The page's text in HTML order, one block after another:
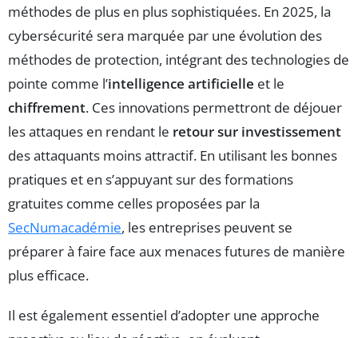
méthodes de plus en plus sophistiquées. En 2025, la
cybersécurité sera marquée par une évolution des
méthodes de protection, intégrant des technologies de
pointe comme l’intelligence artificielle et le
chiffrement. Ces innovations permettront de déjouer
les attaques en rendant le retour sur investissement
des attaquants moins attractif. En utilisant les bonnes
pratiques et en s’appuyant sur des formations
gratuites comme celles proposées par la
SecNumacadémie, les entreprises peuvent se
préparer à faire face aux menaces futures de manière
plus efficace.
Il est également essentiel d’adopter une approche